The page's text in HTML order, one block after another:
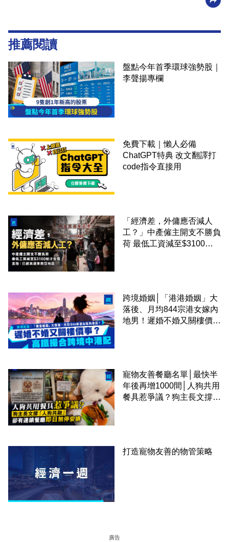
推薦閱讀
盤點今年首季環球強勢股｜
李聲揚專欄
免費下載｜懶人必備
ChatGPT特典 改文翻譯打
code指令直接用
「經濟差，外傭應否減人
工？」中產僱主開支不勝負
荷 最低工資減至$3100蚊
跨境婚姻│「港港婚姻」大
落後、月均844宗港女嫁內
地男！遲婚不婚又關樓價
寵物友善餐廳名單│最快半
年後再增1000間│人狗共用
餐具惹爭議？狗主長文撐
打造寵物友善的物管策略
廣告